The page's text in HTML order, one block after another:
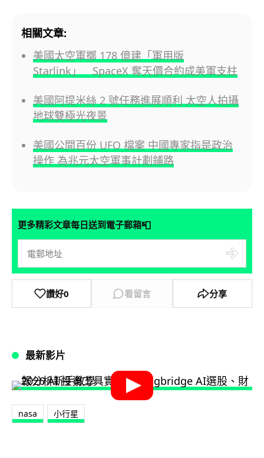
相關文章:
美國太空軍擲 178 億建「軍用版
Starlink」 SpaceX 奪天價合約成美軍支柱
美國阿提米絲 2 號任務進展順利 太空人拍攝
地球雙極光夜景
美國公開百份 UFO 檔案 中國專家指是政治
操作 為兆元太空軍事計劃鋪路
更多精彩文章每日送到電子郵箱📮
讚好0 看留言 分享
最新影片
nasa 小行星